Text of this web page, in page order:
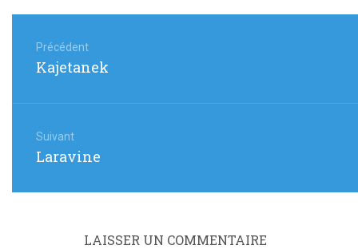
de
l’article
Précédent
Article
Kajetanek
Suivant
Article
Laravine
LAISSER UN COMMENTAIRE